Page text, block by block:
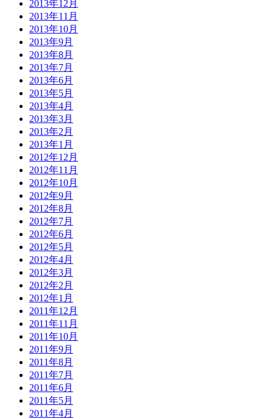
2013年12月
2013年11月
2013年10月
2013年9月
2013年8月
2013年7月
2013年6月
2013年5月
2013年4月
2013年3月
2013年2月
2013年1月
2012年12月
2012年11月
2012年10月
2012年9月
2012年8月
2012年7月
2012年6月
2012年5月
2012年4月
2012年3月
2012年2月
2012年1月
2011年12月
2011年11月
2011年10月
2011年9月
2011年8月
2011年7月
2011年6月
2011年5月
2011年4月